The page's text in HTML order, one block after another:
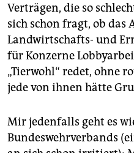
Verträgen, die so
sich schon fragt, ob das
Landwirtschafts- und
für Konzerne
„Tierwohl“ redet, ohne
jede von ihnen hätte
Mir jedenfalls geht es
Bundeswehrverbands